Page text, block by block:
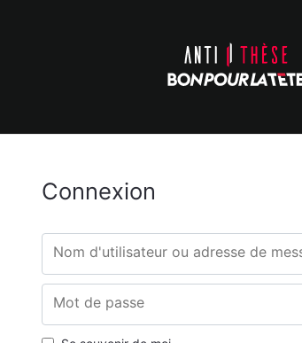
Connexion
Nom d'utilisateur ou adresse de
Mot de passe